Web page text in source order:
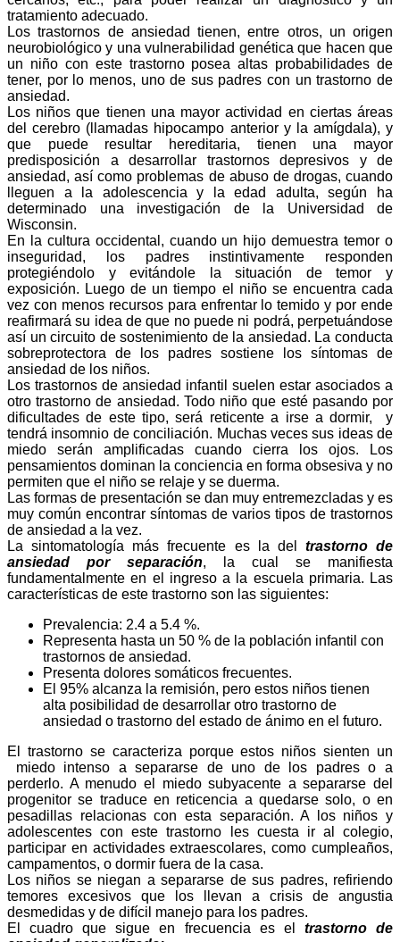
tratamiento adecuado.
Los trastornos de ansiedad tienen, entre otros, un origen
neurobiológico y una vulnerabilidad genética que hacen que
un niño con este trastorno posea altas probabilidades de
tener, por lo menos, uno de sus padres con un trastorno de
ansiedad.
Los niños que tienen una mayor actividad en ciertas áreas
del cerebro (llamadas hipocampo anterior y la amígdala), y
que puede resultar hereditaria, tienen una mayor
predisposición a desarrollar trastornos depresivos y de
ansiedad, así como problemas de abuso de drogas, cuando
lleguen a la adolescencia y la edad adulta, según ha
determinado una investigación de la Universidad de
Wisconsin.
En la cultura occidental, cuando un hijo demuestra temor o
inseguridad, los padres instintivamente responden
protegiéndolo y evitándole la situación de temor y
exposición. Luego de un tiempo el niño se encuentra cada
vez con menos recursos para enfrentar lo temido y por ende
reafirmará su idea de que no puede ni podrá, perpetuándose
así un circuito de sostenimiento de la ansiedad. La conducta
sobreprotectora de los padres sostiene los síntomas de
ansiedad de los niños.
Los trastornos de ansiedad infantil suelen estar asociados a
otro trastorno de ansiedad. Todo niño que esté pasando por
dificultades de este tipo, será reticente a irse a dormir,
y
tendrá insomnio de conciliación. Muchas veces sus ideas de
miedo serán amplificadas cuando cierra los ojos. Los
pensamientos dominan la conciencia en forma obsesiva y no
permiten que el niño se relaje y se duerma.
Las formas de presentación se dan muy entremezcladas y es
muy común encontrar síntomas de varios tipos de trastornos
de ansiedad a la vez.
La sintomatología más frecuente es la del trastorno de
ansiedad por separación, la cual se manifiesta
fundamentalmente en el ingreso a la escuela primaria. Las
características de este trastorno son las siguientes:
Prevalencia: 2.4 a 5.4 %.
Representa hasta un 50 % de la población infantil con
trastornos de ansiedad.
Presenta dolores somáticos frecuentes.
El 95% alcanza la remisión, pero estos niños tienen
alta posibilidad de desarrollar otro trastorno de
ansiedad o trastorno del estado de ánimo en el futuro.
El trastorno se caracteriza porque estos niños sienten un
miedo intenso a separarse de uno de los padres o a
perderlo. A menudo el miedo subyacente a separarse del
progenitor se traduce en reticencia a quedarse solo, o en
pesadillas relacionas con esta separación. A los niños y
adolescentes con este trastorno les cuesta ir al colegio,
participar en actividades extraescolares, como cumpleaños,
campamentos, o dormir fuera de la casa.
Los niños se niegan a separarse de sus padres, refiriendo
temores excesivos que los llevan a crisis de angustia
desmedidas y de difícil manejo para los padres.
El cuadro que sigue en frecuencia es el trastorno de